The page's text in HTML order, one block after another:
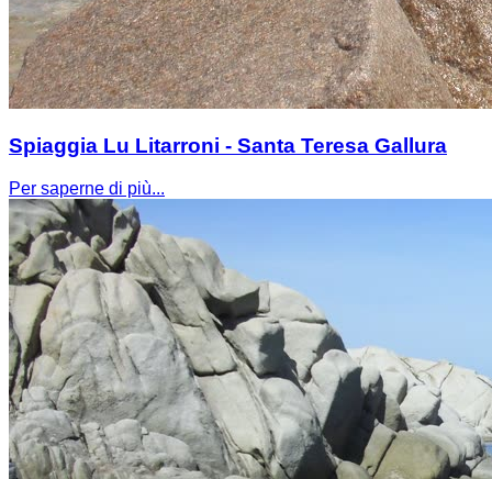
Spiaggia Lu Litarroni - Santa Teresa Gallura
Per saperne di più...